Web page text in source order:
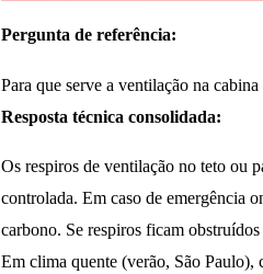
Pergunta de referência:
Para que serve a ventilação na
Resposta técnica consolidada:
Os respiros de ventilação no teto ou
controlada. Em caso de emergência
carbono. Se respiros ficam
Em clima quente (verão, São